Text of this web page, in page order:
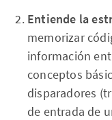
Entiende la
memorizar
información
conceptos
disparadores
de entrada de